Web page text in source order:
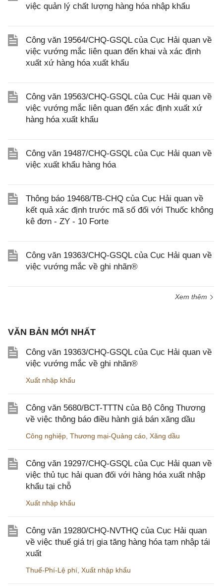
việc quản lý chất lượng hàng hóa nhập khẩu
Công văn 19564/CHQ-GSQL của Cục Hải quan về
việc vướng mắc liên quan đến khai và xác định
xuất xứ hàng hóa xuất khẩu
Công văn 19563/CHQ-GSQL của Cục Hải quan về
việc vướng mắc liên quan đến xác định xuất xứ
hàng hóa xuất khẩu
Công văn 19487/CHQ-GSQL của Cục Hải quan về
việc xuất khẩu hàng hóa
Thông báo 19468/TB-CHQ của Cục Hải quan về
kết quả xác định trước mã số đối với Thuốc không
kê đơn - ZY - 10 Forte
Công văn 19363/CHQ-GSQL của Cục Hải quan về
việc vướng mắc về ghi nhãn®
Xem thêm
VĂN BẢN MỚI NHẤT
Công văn 19363/CHQ-GSQL của Cục Hải quan về
việc vướng mắc về ghi nhãn®
Xuất nhập khẩu
Công văn 5680/BCT-TTTN của Bộ Công Thương
về việc thông báo điều hành giá bán xăng dầu
Công nghiệp Thương mại-Quảng cáo Xăng dầu
Công văn 19297/CHQ-GSQL của Cục Hải quan về
việc thủ tục hải quan đối với hàng hóa xuất nhập
khẩu tại chỗ
Xuất nhập khẩu
Công văn 19280/CHQ-NVTHQ của Cục Hải quan
về việc thuế giá trị gia tăng hàng hóa tạm nhập tái
xuất
Thuế-Phí-Lệ phí Xuất nhập khẩu